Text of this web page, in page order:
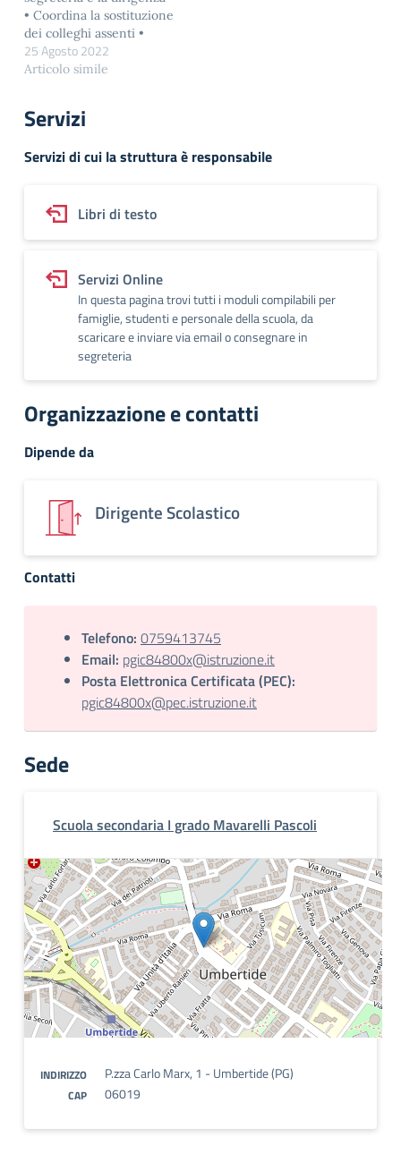
• Coordina la sostituzione
dei colleghi assenti •
Consulta
quotidianamente la posta
web • Vigila sul regolare
plesso rileva i bisogni e
25 Agosto 2022
Articolo simile
Servizi
Servizi di cui la struttura è responsabile
Libri di testo
Servizi Online
In questa pagina trovi tutti i moduli compilabili per
famiglie, studenti e personale della scuola, da
scaricare e inviare via email o consegnare in
segreteria
Organizzazione e contatti
Dipende da
Dirigente Scolastico
Contatti
Telefono: 0759413745
Email: pgic84800x@istruzione.it
Posta Elettronica Certificata (PEC):
pgic84800x@pec.istruzione.it
Sede
Scuola secondaria I grado Mavarelli Pascoli
INDIRIZZO P.zza Carlo Marx, 1 - Umbertide (PG)
CAP 06019